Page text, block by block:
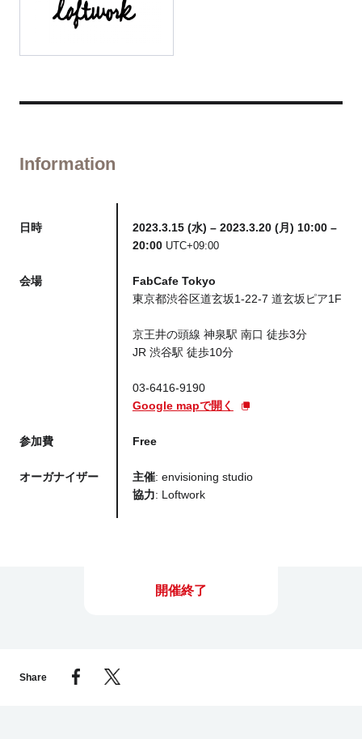
Information
日時
2023.3.15 (水) – 2023.3.20 (月) 10:00 –
20:00UTC+09:00
会場
FabCafe Tokyo
東京都渋谷区道玄坂1-22-7 道玄坂ピア1F
京王井の頭線 神泉駅 南口 徒歩3分
JR 渋谷駅 徒歩10分
03-6416-9190
Google mapで開く
参加費 Free
オーガナイザー 主催: envisioning studio
協力: Loftwork
開催終了
Share